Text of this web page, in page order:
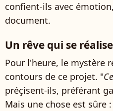
confient-ils avec
document.
Un rêve qui se réalise
Pour l'heure, le mystère
contours de ce projet. "
préçisent-ils, préférant
Mais une chose est sûre